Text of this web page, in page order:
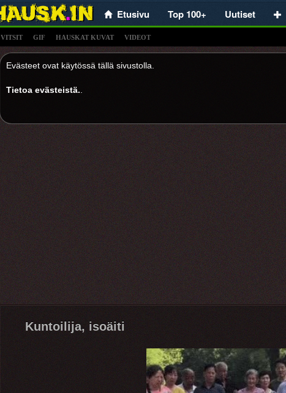
Etusivu Top 100+ Uutiset
VITSIT GIF HAUSKAT KUVAT VIDEOT
Evästeet ovat käytössä tällä sivustolla.
Tietoa evästeistä.
Kuntoilija, isoäiti